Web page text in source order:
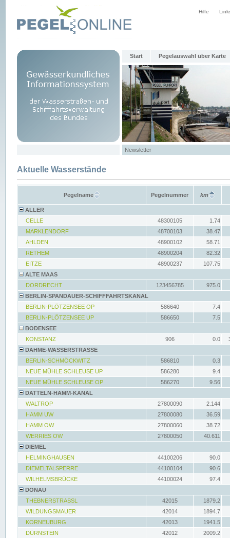
Hilfe
Start Pegelauswahl über Karte
Newsletter
Aktuelle Wasserstände
Pegelname Pegelnummer km
ALLER
CELLE
48300105
1.74
MARKLENDORF
48700103
38.47
AHLDEN
48900102
58.71
RETHEM
48900204
82.32
EITZE
48900237
107.75
ALTE MAAS
DORDRECHT
123456785
975.0
BERLIN-SPANDAUER-SCHIFFFAHRTSKANAL
BERLIN-PLÖTZENSEE OP
586640
7.4
BERLIN-PLÖTZENSEE UP
586650
7.5
BODENSEE
KONSTANZ
906 0.0
DAHME-WASSERSTRASSE
BERLIN-SCHMÖCKWITZ
586810
0.3
NEUE MÜHLE SCHLEUSE UP
586280
9.4
NEUE MÜHLE SCHLEUSE OP
586270
9.56
DATTELN-HAMM-KANAL
WALTROP
27800090
2.144
HAMM UW
27800080
36.59
HAMM OW
27800060
38.72
WERRIES OW
27800050
40.611
DIEMEL
HELMINGHAUSEN
44100206
90.0
DIEMELTALSPERRE
44100104
90.6
WILHELMSBRÜCKE
44100024
97.4
DONAU
THEBNERSTRASSL
42015
1879.2
WILDUNGSMAUER
42014
1894.7
KORNEUBURG
42013
1941.5
DÜRNSTEIN
42012
2009.2